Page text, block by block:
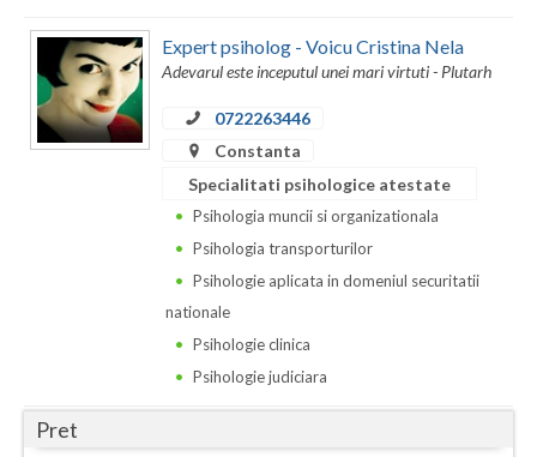
Neamt
Olt
Prahova
Timis
Expert psiholog - Voicu Cristina Nela
Adevarul este inceputul unei mari virtuti - Plutarh
0722263446
Constanta
Specialitati psihologice atestate
Psihologia muncii si organizationala
Psihologia transporturilor
Psihologie aplicata in domeniul securitatii
nationale
Psihologie clinica
Psihologie judiciara
Pret